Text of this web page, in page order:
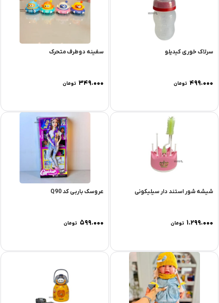
سرلاک خوری کیدیلو
۴۹۹.۰۰۰ تومان
سفینه دوطرف متحرک
۳۴۹.۰۰۰ تومان
شیشه شور استند دار سیلیکونی
۱.۲۹۹.۰۰۰ تومان
عروسک باربی کد Q90
۵۹۹.۰۰۰ تومان